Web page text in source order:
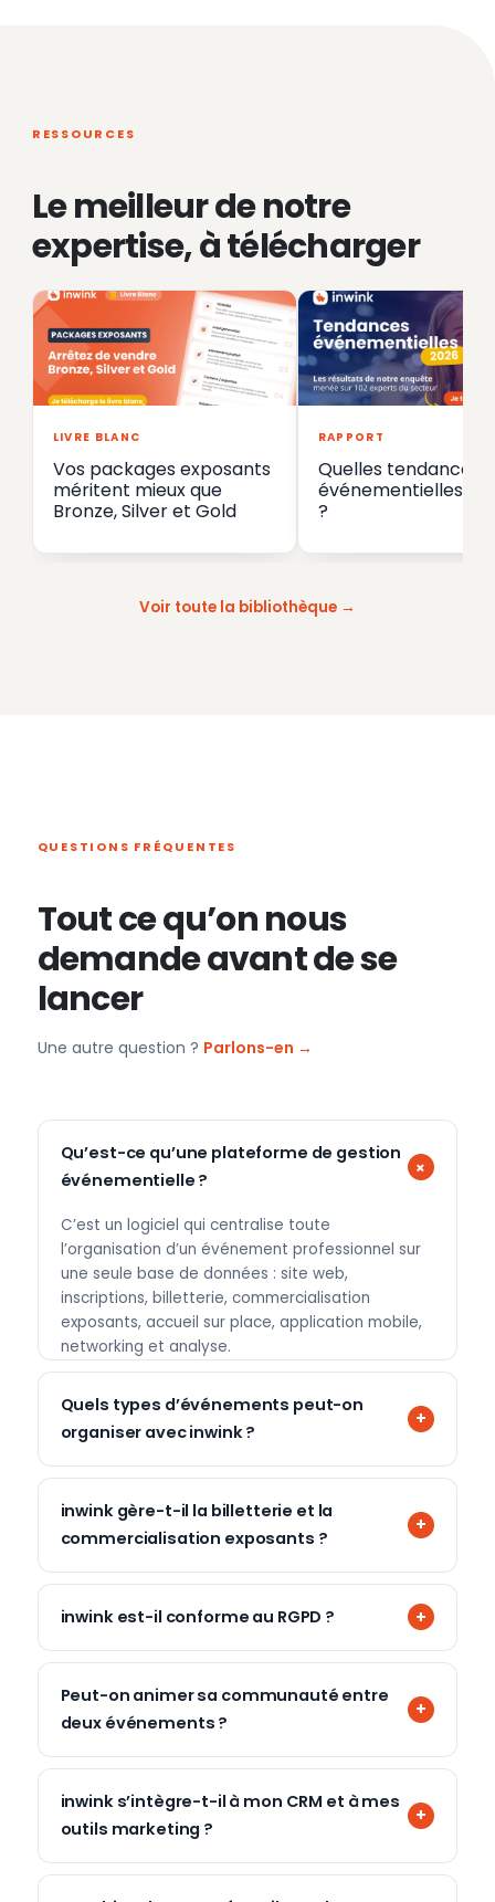
RESSOURCES
Le meilleur de notre
expertise, à télécharger
LIVRE BLANC
Vos packages exposants
méritent mieux que
Bronze, Silver et Gold
RAPPORT
Quelles tendances
événementielles en
?
Voir toute la bibliothèque
QUESTIONS FRÉQUENTES
Tout ce qu’on nous
demande avant de se
lancer
Une autre question ? Parlons-en →
Qu’est-ce qu’une plateforme de gestion
événementielle ?
C’est un logiciel qui centralise toute
l’organisation d’un événement professionnel sur
une seule base de données : site web,
inscriptions, billetterie, commercialisation
exposants, accueil sur place, application mobile,
networking et analyse.
Quels types d’événements peut-on
organiser avec inwink ?
inwink gère-t-il la billetterie et la
commercialisation exposants ?
inwink est-il conforme au RGPD ?
Peut-on animer sa communauté entre
deux événements ?
inwink s’intègre-t-il à mon CRM et à mes
outils marketing ?